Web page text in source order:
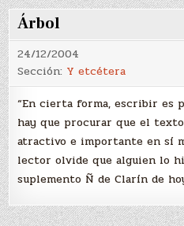
Árbol
24/12/2004
Sección: Y etcétera
“En cierta forma, escribir es
hay que procurar que el
atractivo e importante en sí
lector olvide que alguien lo
suplemento Ñ de Clarín de